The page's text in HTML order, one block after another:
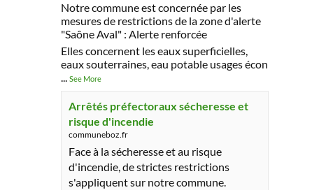
Notre commune est concernée par les
mesures de restrictions de la zone d'alerte
"Saône Aval" : Alerte renforcée
Elles concernent les eaux superficielles,
eaux souterraines, eau potable usages écon
... See More
Arrêtés préfectoraux sécheresse et
risque d'incendie
communeboz.fr
Face à la sécheresse et au risque
d'incendie, de strictes restrictions
s'appliquent sur notre commune.